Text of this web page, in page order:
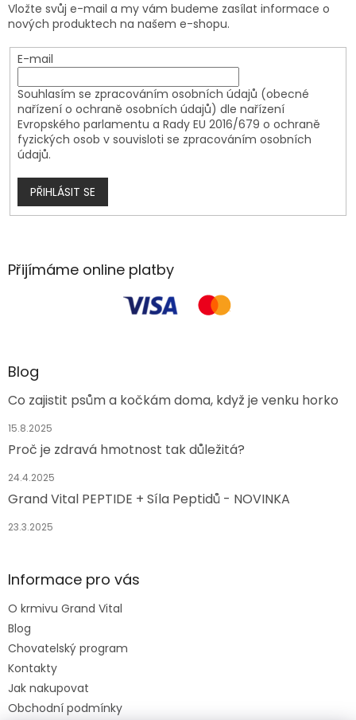
Vložte svůj e-mail a my vám budeme zasílat informace o
nových produktech na našem e-shopu.
E-mail
Souhlasím se zpracováním osobních údajů (obecné
nařízení o ochraně osobních údajů) dle nařízení
Evropského parlamentu a Rady EU 2016/679 o ochraně
fyzických osob v souvisloti se zpracováním osobních
údajů.
PŘIHLÁSIT SE
Přijímáme online platby
Blog
Co zajistit psům a kočkám doma, když je venku horko
15.8.2025
Proč je zdravá hmotnost tak důležitá?
24.4.2025
Grand Vital PEPTIDE + Síla Peptidů - NOVINKA
23.3.2025
Informace pro vás
O krmivu Grand Vital
Blog
Chovatelský program
Kontakty
Jak nakupovat
Obchodní podmínky